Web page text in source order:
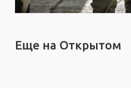
Еще на Открытом